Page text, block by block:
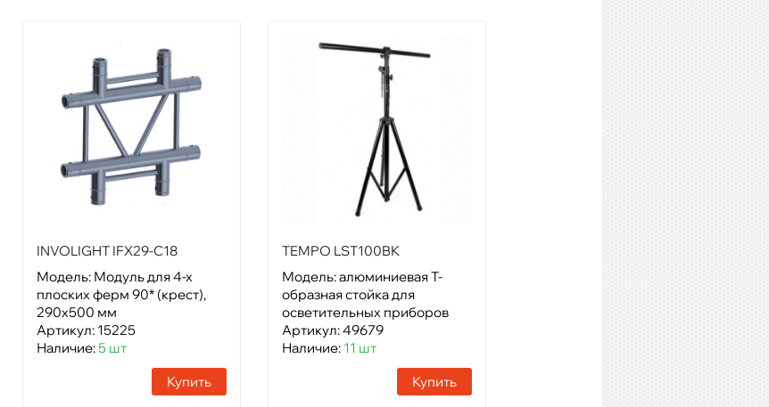
INVOLIGHT IFX29-C18
Модель: Модуль для 4-х
плоских ферм 90* (крест),
290х500 мм
Артикул: 15225
Наличие:5 шт
Купить
TEMPO LST100BK
Модель: алюминиевая Т-
образная стойка для
осветительных приборов
Артикул: 49679
Наличие: 11 шт
Купить